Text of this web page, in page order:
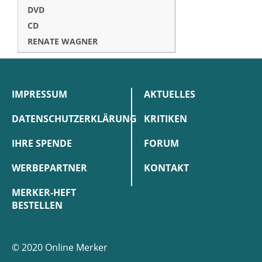
DVD
CD
RENATE WAGNER
IMPRESSUM
DATENSCHUTZERKLÄRUNG
IHRE SPENDE
WERBEPARTNER
MERKER-HEFT
BESTELLEN
AKTUELLES
KRITIKEN
FORUM
KONTAKT
© 2020 Online Merker